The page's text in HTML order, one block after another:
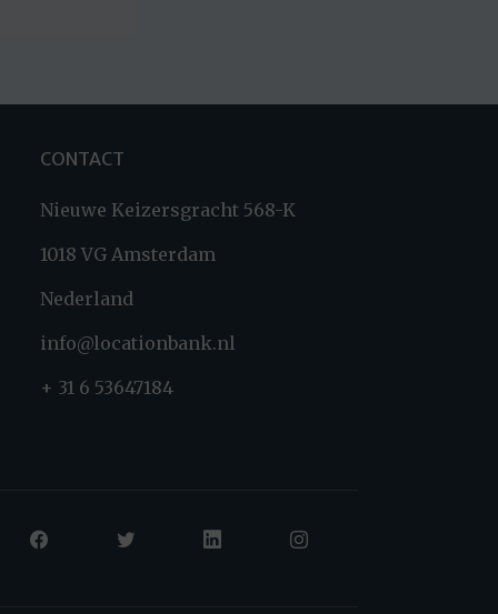
CONTACT
Nieuwe Keizersgracht 568-K
1018 VG Amsterdam
Nederland
info@locationbank.nl
+ 31 6 53647184